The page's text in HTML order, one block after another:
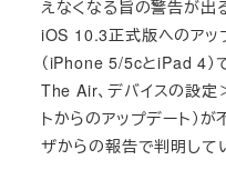
えなくなる旨の警告が出
iOS 10.3正式版へのアッ
（iPhone 5/5cとiPad 4）
The Air、デバイスの設定
トからのアップデート）
ザからの報告で判明して